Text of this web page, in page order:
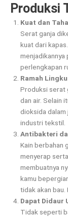
Produksi
Kuat dan
Serat ganja
kuat dari
menjadikannya
perlengkapan
Ramah
Produksi serat
dan air. Selain
dioksida dalam
industri tekstil.
Antibakteri
Kain berbahan
menyerap
membuatnya
kamu
tidak akan
Dapat Didaur
Tidak seperti